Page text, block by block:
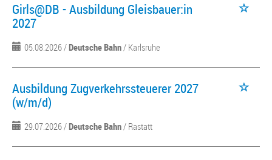
Girls@DB - Ausbildung Gleisbauer:in
2027
05.08.2026 /Deutsche Bahn/ Karlsruhe
Ausbildung Zugverkehrssteuerer 2027
(w/m/d)
29.07.2026 /Deutsche Bahn/ Rastatt